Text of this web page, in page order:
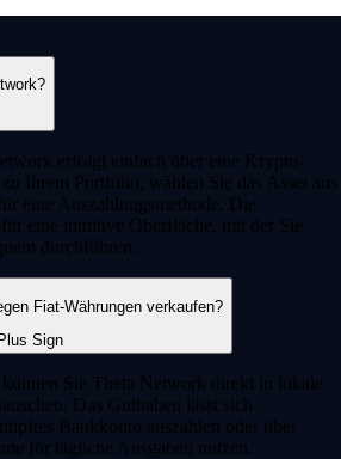
erfolgt einfach über eine Krypto-
Ihrem Portfolio, wählen Sie das Asset aus
eine Auszahlungsmethode. Die
eine intuitive Oberfläche, mit der Sie
durchführen.
Fiat-Währungen verkaufen?
Sie Theta Network direkt in lokale
Das Guthaben lässt sich
Bankkonto auszahlen oder über
für tägliche Ausgaben nutzen.